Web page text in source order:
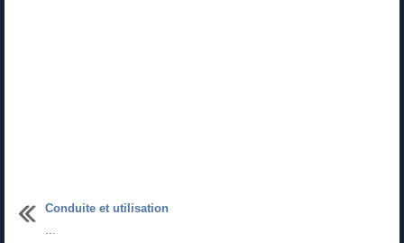
Conduite et utilisation